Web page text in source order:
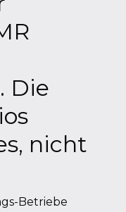
Die
nicht
Betriebe